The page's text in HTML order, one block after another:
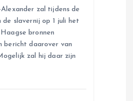
zal tijdens de
de slavernij op 1 juli het
bronnen
bericht daarover van
zal hij daar zijn